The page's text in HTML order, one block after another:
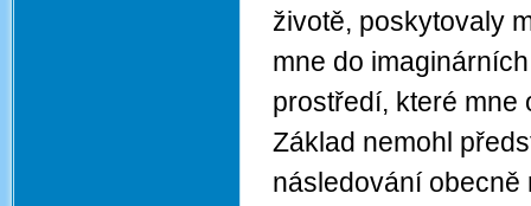
životě, poskytovaly
mne do
prostředí, které mne
Základ nemohl
následování